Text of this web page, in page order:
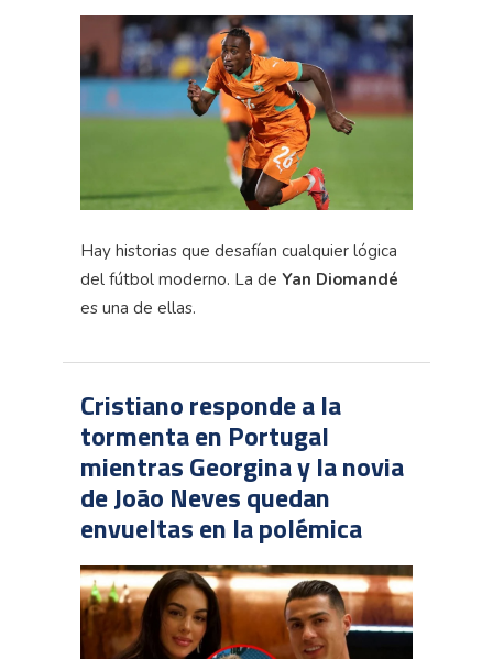
Hay historias que desafían cualquier lógica
del fútbol moderno. La de Yan Diomandé
es una de ellas.
Cristiano responde a la
tormenta en Portugal
mientras Georgina y la novia
de João Neves quedan
envueltas en la polémica